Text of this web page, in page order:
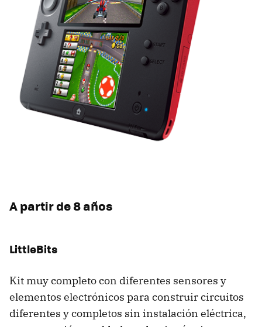
A partir de 8 años
LittleBits
Kit muy completo con diferentes sensores y
elementos electrónicos para construir circuitos
diferentes y completos sin instalación eléctrica,